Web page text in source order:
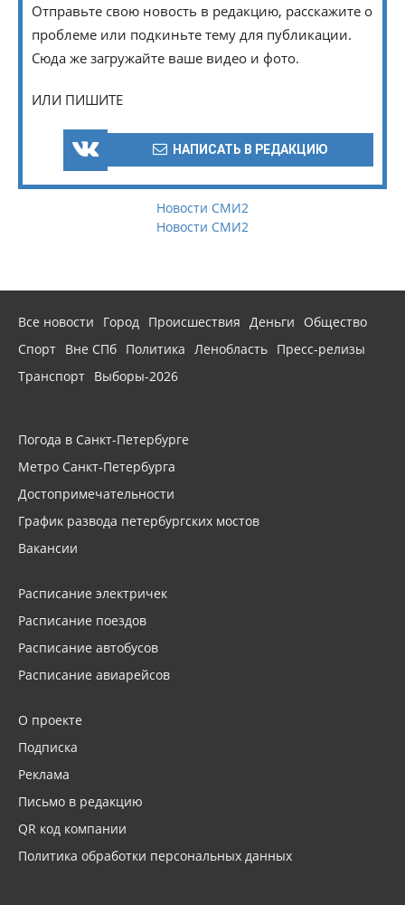
Отправьте свою новость в редакцию, расскажите о
проблеме или подкиньте тему для публикации.
Сюда же загружайте ваше видео и фото.
ИЛИ ПИШИТЕ
НАПИСАТЬ В РЕДАКЦИЮ
Новости СМИ2
Новости СМИ2
Все новости Город Происшествия Деньги
Общество
Спорт Вне СПб Политика Ленобласть Пресс-релизы
Транспорт Выборы-2026
Погода в Санкт-Петербурге
Метро Санкт-Петербурга
Достопримечательности
График развода петербургских мостов
Вакансии
Расписание электричек
Расписание поездов
Расписание автобусов
Расписание авиарейсов
О проекте
Подписка
Реклама
Письмо в редакцию
QR код компании
Политика обработки персональных данных